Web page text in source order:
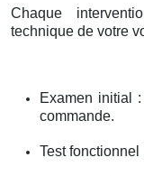
Chaque
technique de votre
Examen initial
commande.
Test